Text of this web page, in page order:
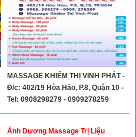
MASSAGE KHIẾM THỊ VINH PHÁT -
Đ/c: 402/19 Hòa Hảo, P.8, Quận 10 -
Tel: 0908298279 - 0909278259
Ánh Dương Massage Trị Liệu